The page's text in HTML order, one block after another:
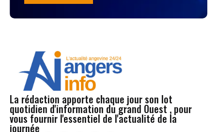
La rédaction apporte chaque jour son lot
quotidien d'information du grand Ouest , pour
vous fournir l'essentiel de l'actualité de la
journée